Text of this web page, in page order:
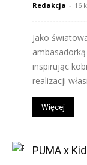
Redakcja - 16
Jako
inspirując
realizacji
Więcej
PUMA x